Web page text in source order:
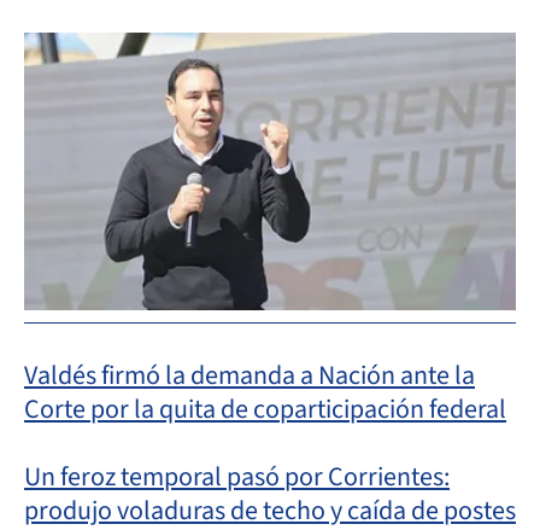
Valdés firmó la demanda a Nación ante la
Corte por la quita de coparticipación federal
Un feroz temporal pasó por Corrientes:
produjo voladuras de techo y caída de postes